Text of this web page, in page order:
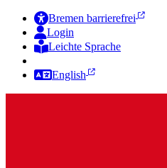
Bremen barrierefrei
Login
Leichte Sprache
English